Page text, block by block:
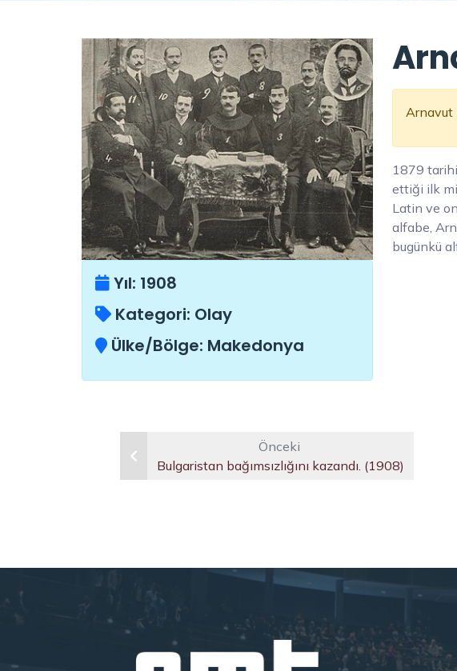
Yıl: 1908
Kategori: Olay
Ülke/Bölge: Makedonya
Arnavut
1879
ettiği ilk
Latin ve
alfabe,
bugünkü
Önceki
Bulgaristan bağımsızlığını kazandı. (1908)